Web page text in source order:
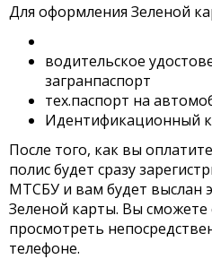
Для оформления Зеленой
водительское
загранпаспорт
тех.паспорт на
Идентификационный
После того, как вы
полис будет сразу
МТСБУ и вам будет выслан
Зеленой карты. Вы сможете
просмотреть
телефоне.